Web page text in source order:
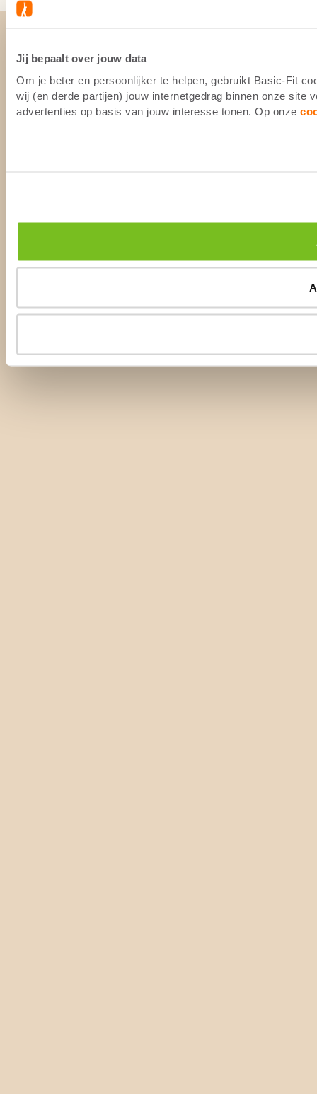
Jij bepaalt over jouw data
Om je beter en persoonlijker te helpen, gebruikt Basic-Fit
wij (en derde partijen) jouw internetgedrag binnen onze site
advertenties op basis van jouw interesse tonen. Op onze